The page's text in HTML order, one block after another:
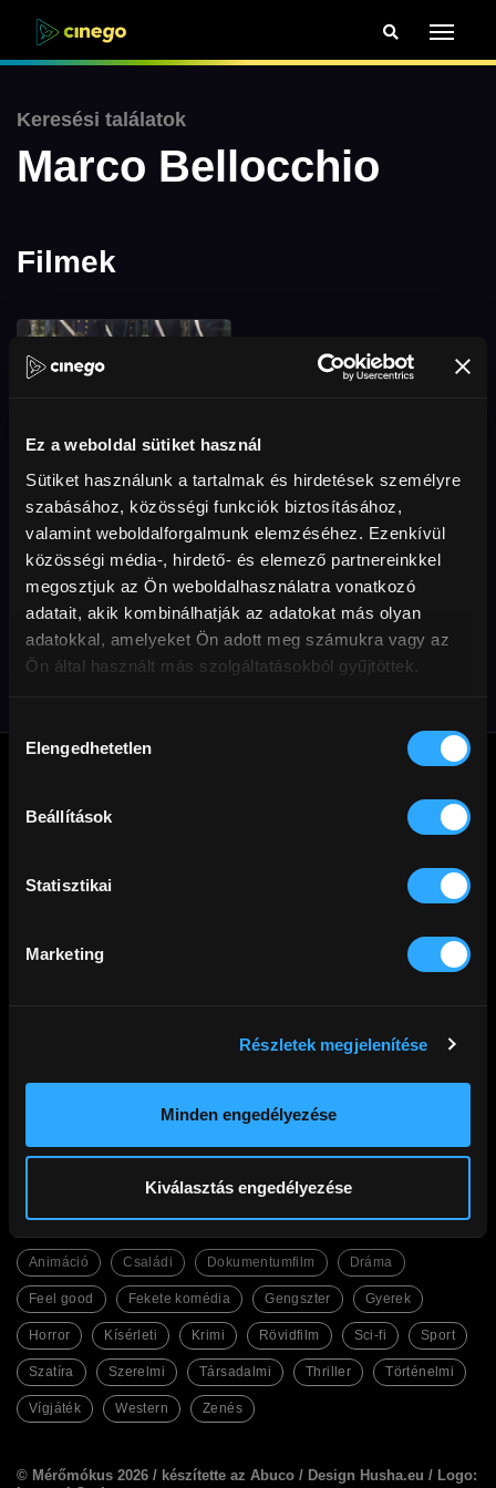
Ez a weboldal sütiket használ
Sütiket használunk a tartalmak és hirdetések személyre
szabásához, közösségi funkciók biztosításához,
valamint weboldalforgalmunk elemzéséhez. Ezenkívül
közösségi média-, hirdető- és elemező partnereinkkel
megosztjuk az Ön weboldalhasználatra vonatkozó
adatait, akik kombinálhatják az adatokat más olyan
adatokkal, amelyeket Ön adott meg számukra vagy az
Ön által használt más szolgáltatásokból gyűjtöttek.
kiválasztása
Elengedhetetlen
Beállítások
Statisztikai
Marketing
Részletek megjelenítése
Minden engedélyezése
Kiválasztás engedélyezése
Keresési találatok
Marco Bellocchio
Filmek
Az első áruló
gengszterfilm
Ajándék előfizetés
Adatkezelési tájékoztató
Általános Szerződési Feltételek
Kapcsolat
Filmek
Legnézettebb
Magyar filmek
Szinkronos filmek
Műfajok
Animáció Családi Dokumentumfilm Dráma
Feel good Fekete komédia Gengszter Gyerek
Horror Kísérleti Krimi Rövidfilm Sci-fi Sport
Szatíra Szerelmi Társadalmi Thriller Történelmi
Vígjáték Western Zenés
© Mérőmókus 2026 / készítette az Abuco / Design Husha.eu / Logo: